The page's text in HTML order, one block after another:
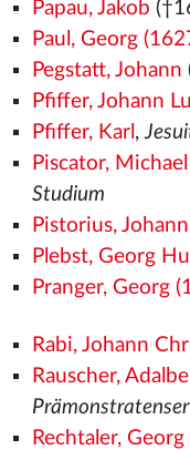
Papau, Jakob
Paul, Georg
Pegstatt, Johann
Pfiffer, Johann
Pfiffer, Karl ,
Piscator,
Studium
Pistorius,
Plebst, Georg
Pranger, Georg
Rabi, Johann
Rauscher,
Prämonstratenser
Rechtaler,